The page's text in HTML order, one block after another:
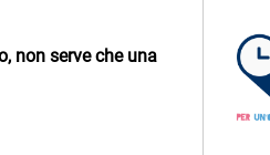
non serve che una